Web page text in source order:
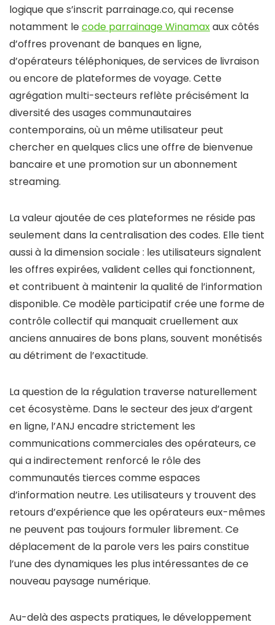
logique que s’inscrit parrainage.co, qui recense
notamment lecode parrainage Winamaxaux côtés
d’offres provenant de banques en ligne,
d’opérateurs téléphoniques, de services de livraison
ou encore de plateformes de voyage. Cette
agrégation multi-secteurs reflète précisément la
diversité des usages communautaires
contemporains, où un même utilisateur peut
chercher en quelques clics une offre de bienvenue
bancaire et une promotion sur un abonnement
streaming.
La valeur ajoutée de ces plateformes ne réside pas
seulement dans la centralisation des codes. Elle tient
aussi à la dimension sociale : les utilisateurs signalent
les offres expirées, valident celles qui fonctionnent,
et contribuent à maintenir la qualité de l’information
disponible. Ce modèle participatif crée une forme de
contrôle collectif qui manquait cruellement aux
anciens annuaires de bons plans, souvent monétisés
au détriment de l’exactitude.
La question de la régulation traverse naturellement
cet écosystème. Dans le secteur des jeux d’argent
en ligne, l’ANJ encadre strictement les
communications commerciales des opérateurs, ce
qui a indirectement renforcé le rôle des
communautés tierces comme espaces
d’information neutre. Les utilisateurs y trouvent des
retours d’expérience que les opérateurs eux-mêmes
ne peuvent pas toujours formuler librement. Ce
déplacement de la parole vers les pairs constitue
l’une des dynamiques les plus intéressantes de ce
nouveau paysage numérique.
Au-delà des aspects pratiques, le développement